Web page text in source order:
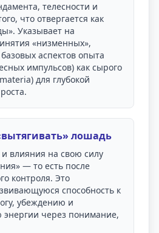
телесности и
что отвергается как
Указывает на
«низменных»,
аспектов опыта
импульсов) как сырого
для глубокой
лошадь
влияния на свою силу
— то есть после
контроля. Это
способность к
убеждению и
через понимание,